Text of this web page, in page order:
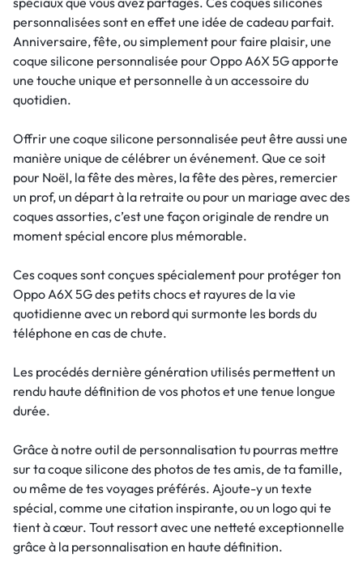
personnalisées sont en effet une idée de cadeau parfait.
Anniversaire, fête, ou simplement pour faire plaisir, une
coque silicone personnalisée pour Oppo A6X 5G apporte
une touche unique et personnelle à un accessoire du
quotidien.
Offrir une coque silicone personnalisée peut être aussi une
manière unique de célébrer un événement. Que ce soit
pour Noël, la fête des mères, la fête des pères, remercier
un prof, un départ à la retraite ou pour un mariage avec des
coques assorties, c’est une façon originale de rendre un
moment spécial encore plus mémorable.
Ces coques sont conçues spécialement pour protéger ton
Oppo A6X 5G des petits chocs et rayures de la vie
quotidienne avec un rebord qui surmonte les bords du
téléphone en cas de chute.
Les procédés dernière génération utilisés permettent un
rendu haute définition de vos photos et une tenue longue
durée.
Grâce à notre outil de personnalisation tu pourras mettre
sur ta coque silicone des photos de tes amis, de ta famille,
ou même de tes voyages préférés. Ajoute-y un texte
spécial, comme une citation inspirante, ou un logo qui te
tient à cœur. Tout ressort avec une netteté exceptionnelle
grâce à la personnalisation en haute définition.